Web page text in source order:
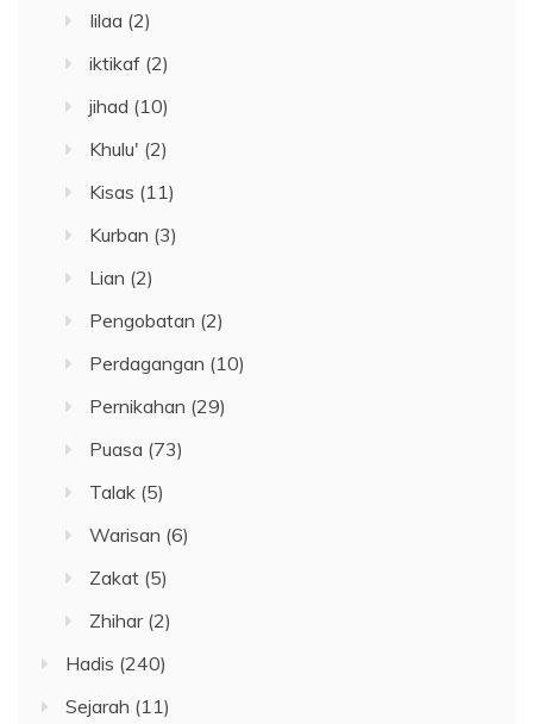
Iilaa (2)
iktikaf (2)
jihad (10)
Khulu' (2)
Kisas (11)
Kurban (3)
Lian (2)
Pengobatan (2)
Perdagangan (10)
Pernikahan (29)
Puasa (73)
Talak (5)
Warisan (6)
Zakat (5)
Zhihar(2)
Hadis (240)
Sejarah (11)